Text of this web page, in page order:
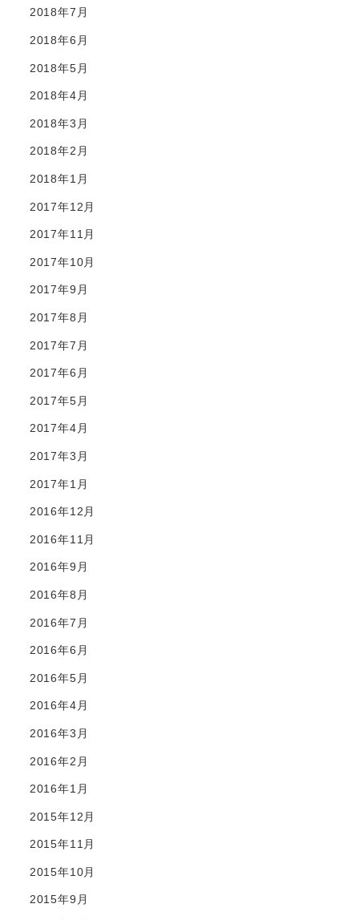
2018年7月
2018年6月
2018年5月
2018年4月
2018年3月
2018年2月
2018年1月
2017年12月
2017年11月
2017年10月
2017年9月
2017年8月
2017年7月
2017年6月
2017年5月
2017年4月
2017年3月
2017年1月
2016年12月
2016年11月
2016年9月
2016年8月
2016年7月
2016年6月
2016年5月
2016年4月
2016年3月
2016年2月
2016年1月
2015年12月
2015年11月
2015年10月
2015年9月